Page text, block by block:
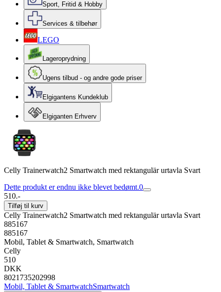
Sport, Fritid & Hobby
Services & tilbehør
LEGO
Lageroprydning
Ugens tilbud - og andre gode priser
Elgigantens Kundeklub
Elgiganten Erhverv
Celly Trainerwatch2 Smartwatch med rektangulär urtavla Svart
Dette produkt er endnu ikke blevet bedømt.0
510.-
Tilføj til kurv
Celly Trainerwatch2 Smartwatch med rektangulär urtavla Svart
885167
885167
Mobil, Tablet & Smartwatch, Smartwatch
Celly
510
DKK
8021735202998
Mobil, Tablet & SmartwatchSmartwatch